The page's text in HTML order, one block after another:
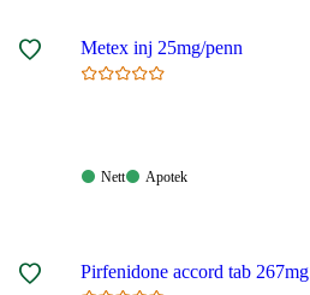
Metex inj 25mg/penn
Nett:
Nett
Apotek:
Apotek
Pirfenidone accord tab 267mg